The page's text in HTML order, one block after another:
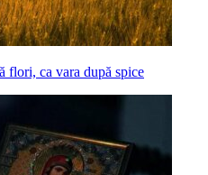
flori, ca vara după spice